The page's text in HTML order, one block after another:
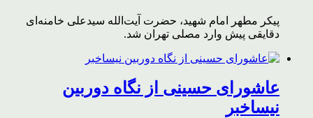
پیکر مطهر امام شهید،‌ حضرت آیت‌الله سیدعلی خامنه‌ای
دقایقی پیش وارد مصلی تهران شد.
عاشورای حسینی از نگاه دوربین
نیساخبر